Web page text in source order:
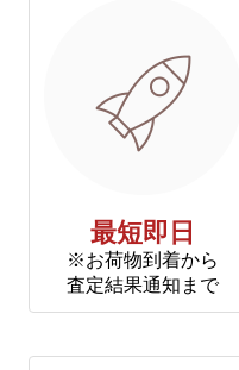
最短即日
※お荷物到着から
査定結果通知まで